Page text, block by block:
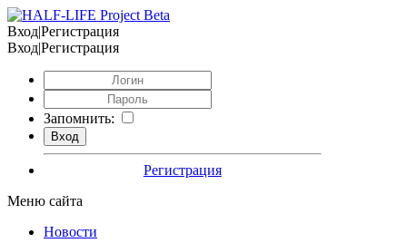
Вход|Регистрация
Вход|Регистрация
Запомнить:
Регистрация
Меню сайта
Новости